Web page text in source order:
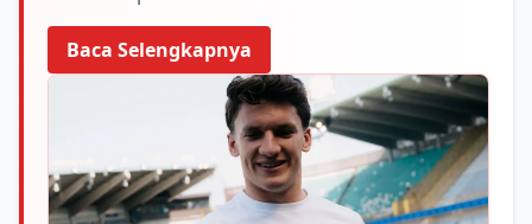
Baca Selengkapnya